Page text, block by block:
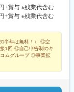
+賞与 ※残業代含む
+賞与 ※残業代含む
半年は無料！） ◎空
1回 ◎自己申告制のキ
ムグループ ◎事業拡